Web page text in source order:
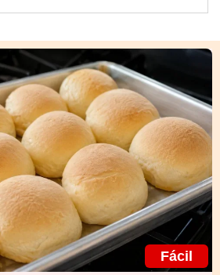
Fácil